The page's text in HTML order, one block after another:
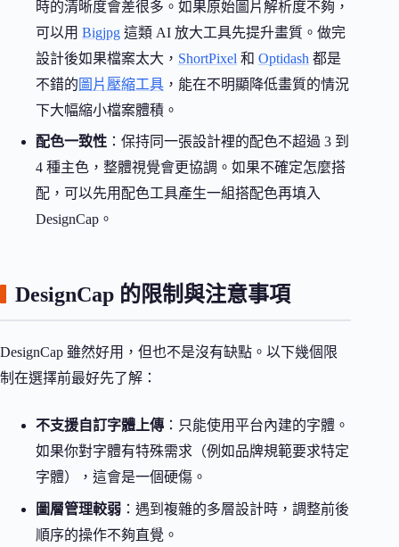
時的清晰度會差很多。如果原始圖片解析度不夠，
可以用 Bigjpg 這類 AI 放大工具先提升畫質。做完
設計後如果檔案太大， ShortPixel 和 Optidash 都是
不錯的 圖片壓縮工具 ，能在不明顯降低畫質的情況
下大幅縮小檔案體積。
配色一致性 ：保持同一張設計裡的配色不超過 3 到
4 種主色，整體視覺會更協調。如果不確定怎麼搭
配，可以先用配色工具產生一組搭配色再填入
DesignCap。
DesignCap 的限制與注意事項
DesignCap 雖然好用，但也不是沒有缺點。以下幾個限
制在選擇前最好先了解：
不支援自訂字體上傳 ：只能使用平台內建的字體。
如果你對字體有特殊需求（例如品牌規範要求特定
字體），這會是一個硬傷。
圖層管理較弱 ：遇到複雜的多層設計時，調整前後
順序的操作不夠直覺。